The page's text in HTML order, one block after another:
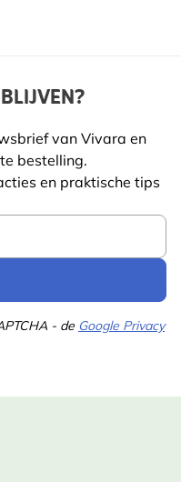
en andere
vogels in
weideborder
voor een
geschikt in
(Leucanthemum
mm
kg
Vogel
van Vivara en
bestelling.
en praktische tips
- de Google Privacy